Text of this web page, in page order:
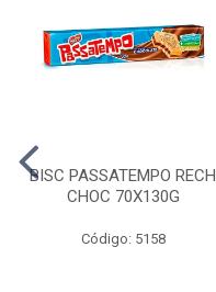
BISC PASSATEMPO RECH
CHOC 70X130G
Código: 5158